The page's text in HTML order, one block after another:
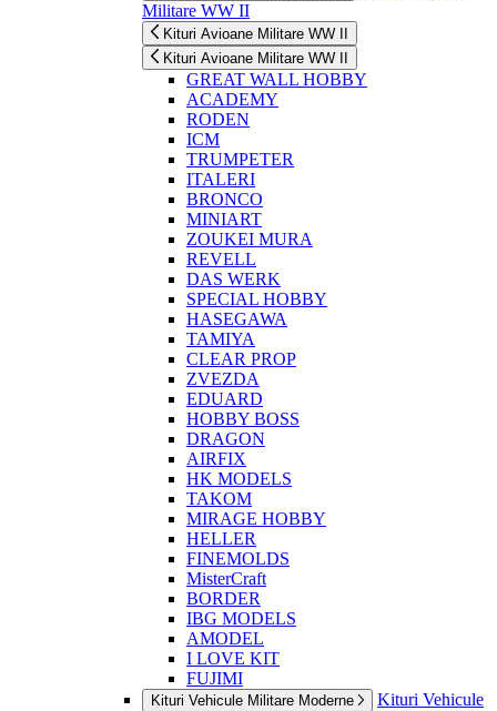
Militare WW II
Kituri Avioane Militare WW II
Kituri Avioane Militare WW II
GREAT WALL HOBBY
ACADEMY
RODEN
ICM
TRUMPETER
ITALERI
BRONCO
MINIART
ZOUKEI MURA
REVELL
DAS WERK
SPECIAL HOBBY
HASEGAWA
TAMIYA
CLEAR PROP
ZVEZDA
EDUARD
HOBBY BOSS
DRAGON
AIRFIX
HK MODELS
TAKOM
MIRAGE HOBBY
HELLER
FINEMOLDS
MisterCraft
BORDER
IBG MODELS
AMODEL
I LOVE KIT
FUJIMI
Kituri Vehicule Militare Moderne
Kituri Vehicule